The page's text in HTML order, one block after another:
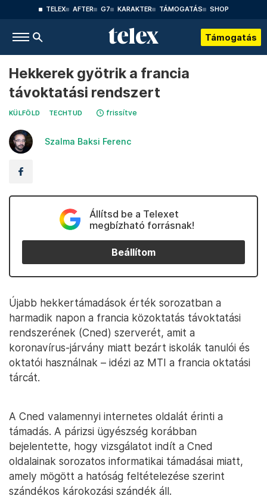
TELEX AFTER G7 KARAKTER TÁMOGATÁS SHOP
Támogatás
Hekkerek gyötrik a francia
távoktatási rendszert
KÜLFÖLD TECHTUD frissítve
Szalma Baksi Ferenc
Állítsd be a Telexet
megbízható forrásnak!
Beállítom
Újabb hekkertámadások érték sorozatban a
harmadik napon a francia közoktatás távoktatási
rendszerének (Cned) szerverét, amit a
koronavírus-járvány miatt bezárt iskolák tanulói és
oktatói használnak – idézi az MTI a francia oktatási
tárcát.
A Cned valamennyi internetes oldalát érinti a
támadás. A párizsi ügyészség korábban
bejelentette, hogy vizsgálatot indít a Cned
oldalainak sorozatos informatikai támadásai miatt,
amely mögött a hatóság feltételezése szerint
szándékos károkozási szándék áll.